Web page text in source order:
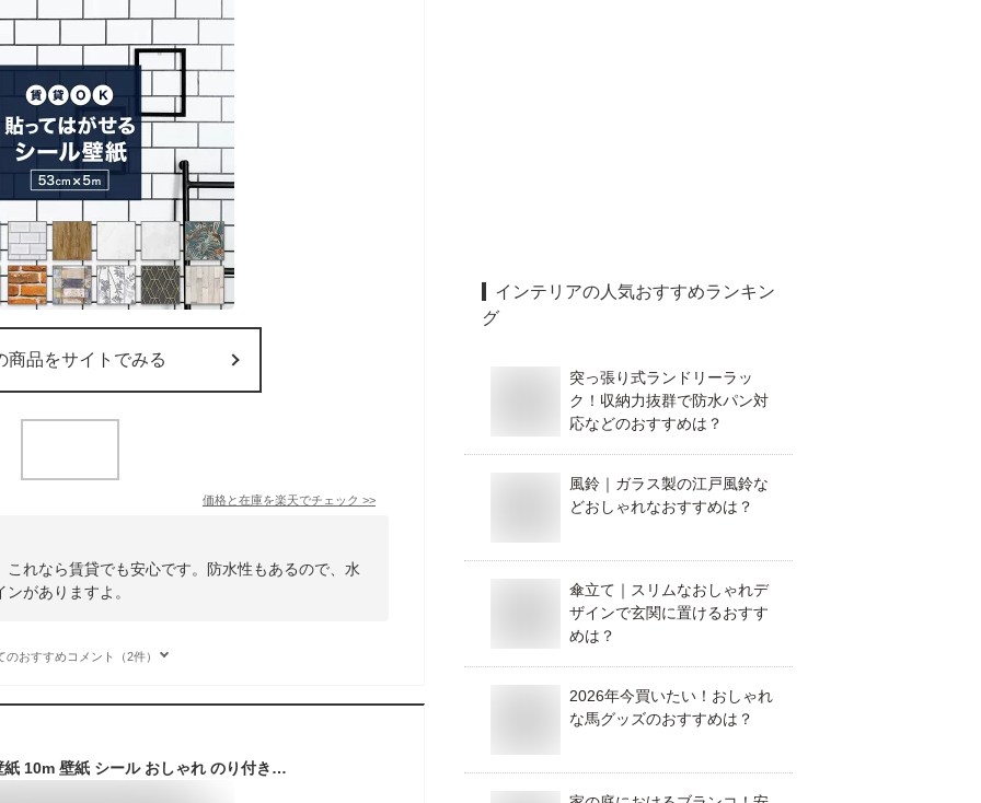
商品をサイトでみる
価格と在庫を楽天でチェック >>
れなら賃貸でも安心です。防水性もあるので、水
がありますよ。
のおすすめコメント（2件）
【クーポン配布中】壁紙 10m 壁紙 シール おしゃれ のり付き リメイクシート 木目 貼ってはがせる壁紙 カッティングシート 粘着シート ウッド 補修 家具 寝室 部屋 玄関 リビング キッチン トイレ 洗面所 ドア 賃貸 張り替え インテリアシート 耐熱 クロス 防カビ 防水
インテリアの人気おすすめランキン
グ
突っ張り式ランドリーラッ
ク！収納力抜群で防水パン対
応などのおすすめは？
風鈴｜ガラス製の江戸風鈴な
どおしゃれなおすすめは？
傘立て｜スリムなおしゃれデ
ザインで玄関に置けるおすす
めは？
2026年今買いたい！おしゃれ
な馬グッズのおすすめは？